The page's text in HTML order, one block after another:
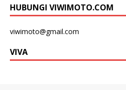
HUBUNGI VIWIMOTO.COM
viwimoto@gmail.com
VIVA